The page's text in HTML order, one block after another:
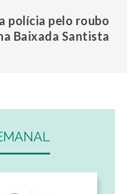
polícia pelo roubo
Baixada Santista